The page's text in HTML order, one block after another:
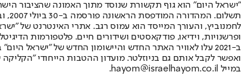
"ישראל היום" הוא גוף תקשורת שנוסד מתוך האמונה שהציבור
ופרשנויות, וידיאו, פודקאסטים ושידורים חיים. פלטפורמות
ב-2021 עלו לאוויר האתר החדש והיישומון החדש של
ואפשר לקבל אותם גם בניוזלטר. מועדון ההטבות הייחודי
במייל hayom@israelhayom.co.il.